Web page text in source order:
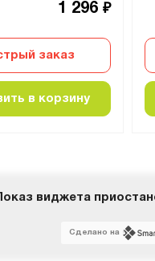
1 296 ₽
заказ
в корзину
виджета
Сделано на